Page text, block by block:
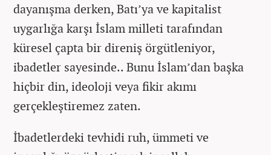
dayanışma derken, Batı’ya ve kapitalist
uygarlığa karşı İslam milleti tarafından
küresel çapta bir direniş örgütleniyor,
ibadetler sayesinde.. Bunu İslam’dan başka
hiçbir din, ideoloji veya fikir akımı
gerçekleştiremez zaten.
İbadetlerdeki tevhidi ruh, ümmeti ve